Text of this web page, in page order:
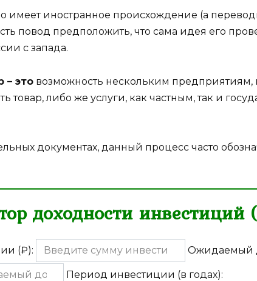
имеет иностранное происхождение (а
повод предположить, что сама идея его
с запада.
– это возможность нескольким предприятиям,
товар, либо же услуги, как частным, так и
документах, данный процесс часто
доходности инвестиций
(₽): Ожидаемый
Период инвестиции (в годах):